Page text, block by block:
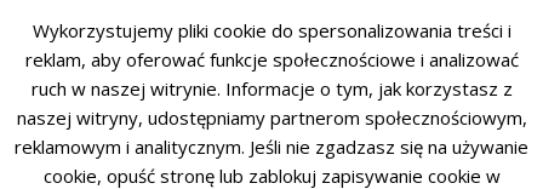
RSSFacebook
Twitter
Wykorzystujemy pliki cookie do spersonalizowania treści i
reklam, aby oferować funkcje społecznościowe i analizować
ruch w naszej witrynie. Informacje o tym, jak korzystasz z
naszej witryny, udostępniamy partnerom społecznościowym,
reklamowym i analitycznym. Jeśli nie zgadzasz się na używanie
cookie, opuść stronę lub zablokuj zapisywanie cookie w